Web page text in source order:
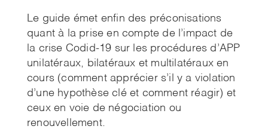
Le guide émet enfin des préconisations
quant à la prise en compte de l’impact de
la crise Codid-19 sur les procédures d’APP
unilatéraux, bilatéraux et multilatéraux en
cours (comment apprécier s’il y a violation
d’une hypothèse clé et comment réagir) et
ceux en voie de négociation ou
renouvellement.